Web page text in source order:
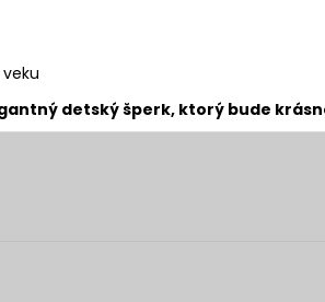
detský šperk, ktorý bude